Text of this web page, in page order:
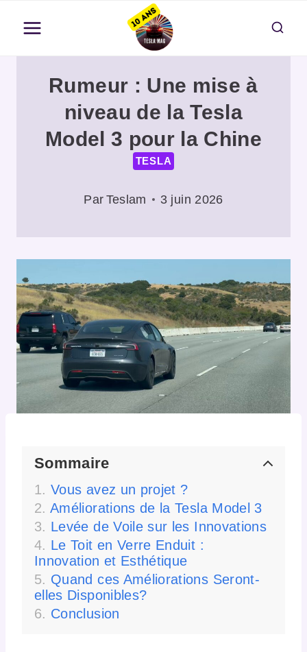
contenu
Rumeur : Une mise à
niveau de la Tesla
Model 3 pour la Chine
TESLA
Par Teslam 3 juin 2026
Sommaire
Vous avez un projet ?
Améliorations de la Tesla Model 3
Levée de Voile sur les Innovations
Le Toit en Verre Enduit :
Innovation et Esthétique
Quand ces Améliorations Seront-
elles Disponibles?
Conclusion